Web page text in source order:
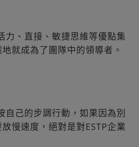
力、直接、敏捷思維等優點集
就成為了團隊中的領導者。
自己的步調行動，如果因為別
慢速度，絕對是對ESTP企業